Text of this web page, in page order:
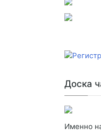
Доска
Именно